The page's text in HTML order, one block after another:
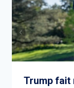
Trump fait